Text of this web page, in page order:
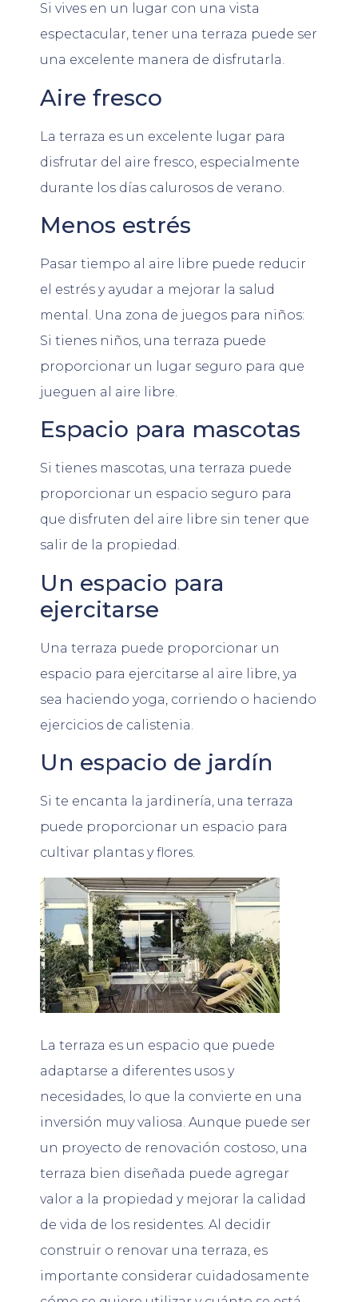
Si vives en un lugar con una vista
espectacular, tener una terraza puede ser
una excelente manera de disfrutarla.
Aire fresco
La terraza es un excelente lugar para
disfrutar del aire fresco, especialmente
durante los días calurosos de verano.
Menos estrés
Pasar tiempo al aire libre puede reducir
el estrés y ayudar a mejorar la salud
mental. Una zona de juegos para niños:
Si tienes niños, una terraza puede
proporcionar un lugar seguro para que
jueguen al aire libre.
Espacio para mascotas
Si tienes mascotas, una terraza puede
proporcionar un espacio seguro para
que disfruten del aire libre sin tener que
salir de la propiedad.
Un espacio para
ejercitarse
Una terraza puede proporcionar un
espacio para ejercitarse al aire libre, ya
sea haciendo yoga, corriendo o haciendo
ejercicios de calistenia.
Un espacio de jardín
Si te encanta la jardinería, una terraza
puede proporcionar un espacio para
cultivar plantas y flores.
La terraza es un espacio que puede
adaptarse a diferentes usos y
necesidades, lo que la convierte en una
inversión muy valiosa. Aunque puede ser
un proyecto de renovación costoso, una
terraza bien diseñada puede agregar
valor a la propiedad y mejorar la calidad
de vida de los residentes. Al decidir
construir o renovar una terraza, es
importante considerar cuidadosamente